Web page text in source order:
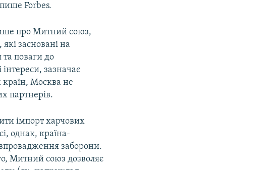
Forbes.
про Митний союз,
засновані на
та поваги до
зазначає
країн, Москва не
партнерів.
імпорт харчових
однак, країна-
заборони.
Митний союз дозволяє